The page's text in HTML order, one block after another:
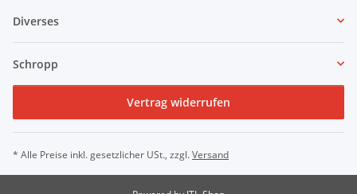
Diverses
Schropp
Vertrag widerrufen
* Alle Preise inkl. gesetzlicher USt., zzgl.Versand